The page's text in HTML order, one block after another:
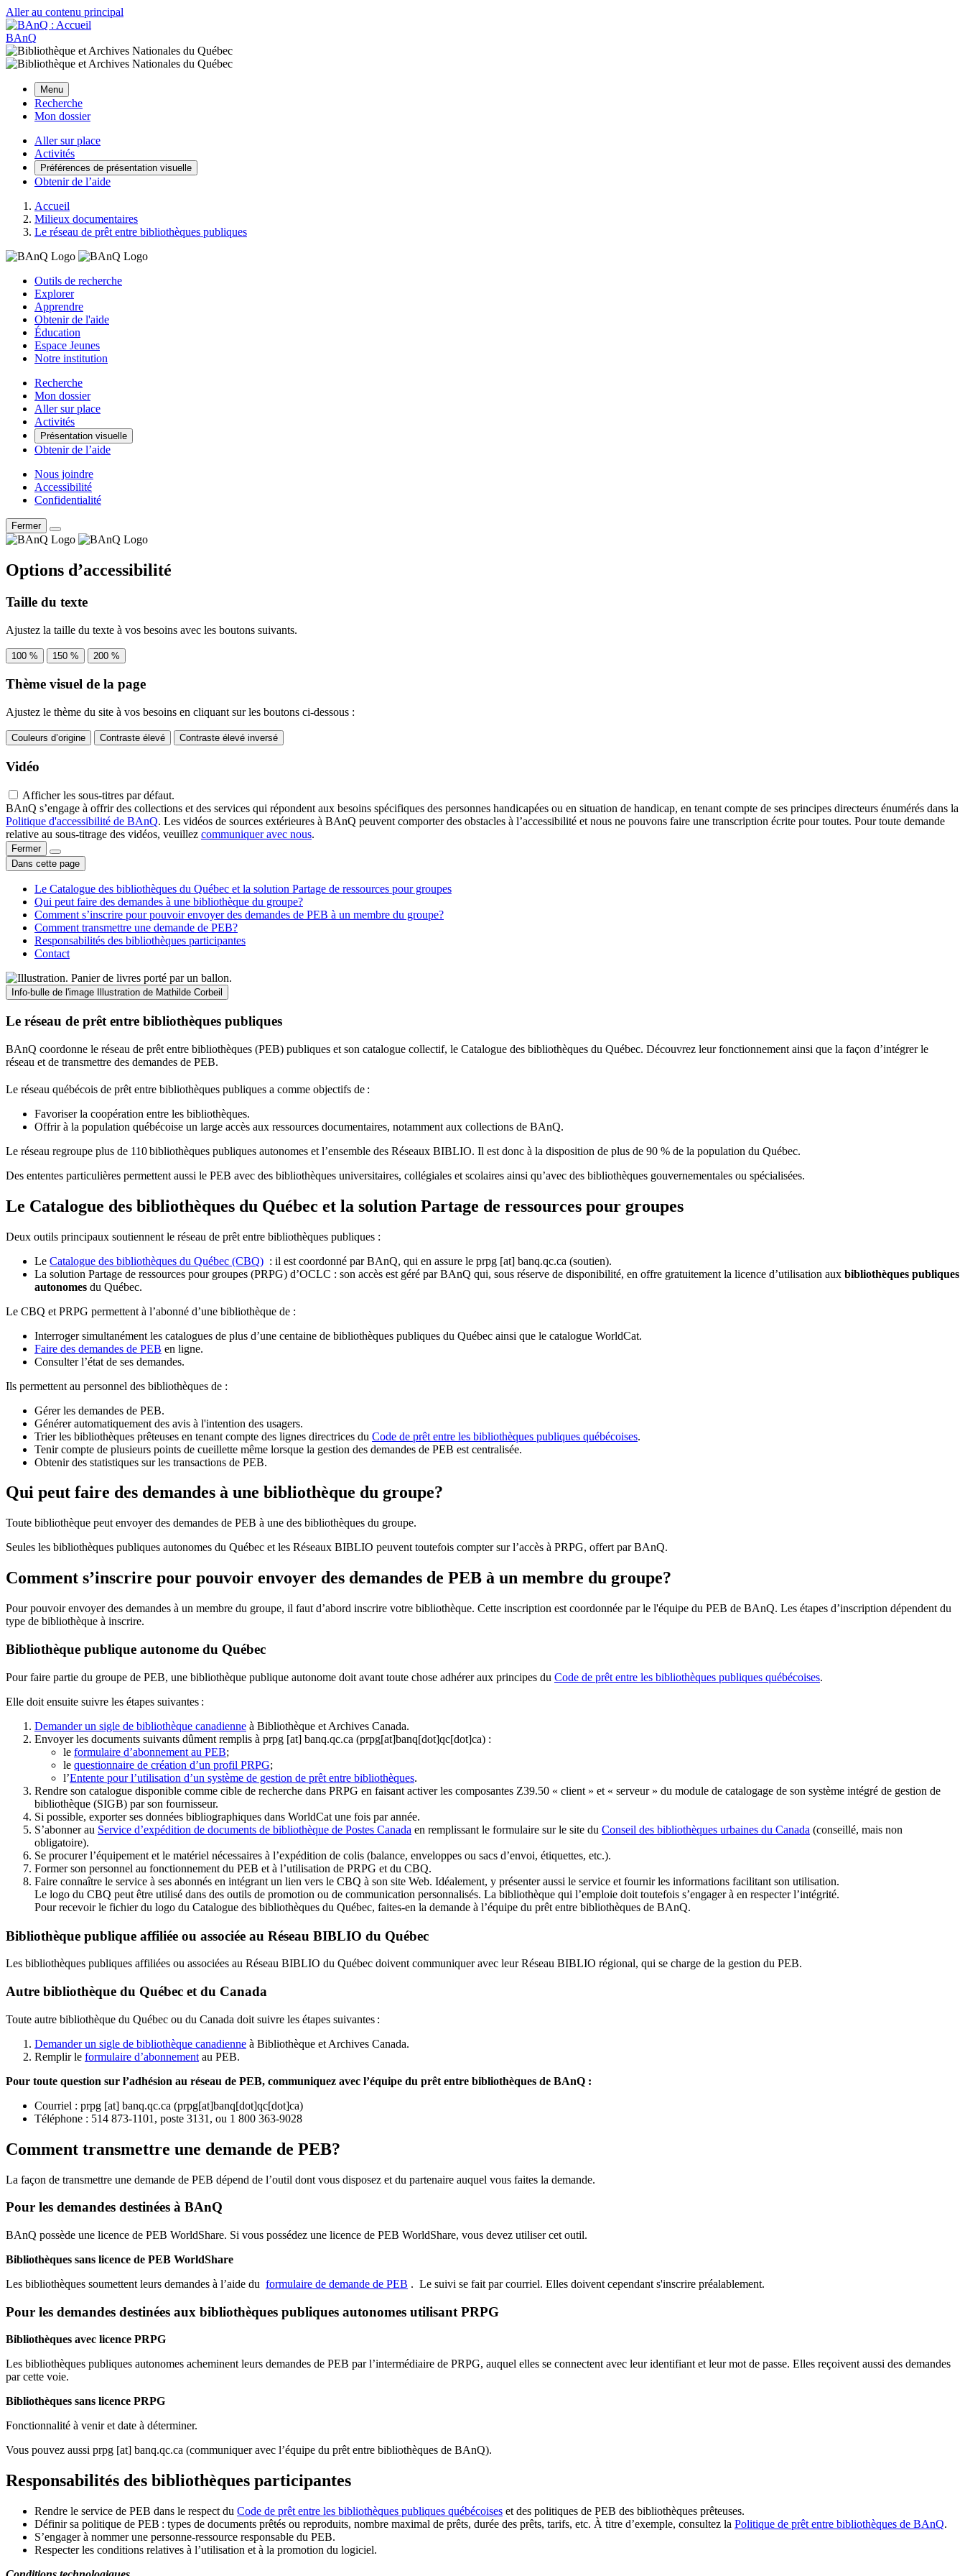
Aller au contenu principal
BAnQ
Menu
Recherche
Mon dossier
Aller sur place
Activités
Préférences de présentation visuelle
Obtenir de l’aide
Accueil
Milieux documentaires
Le réseau de prêt entre bibliothèques publiques
Outils de recherche
Explorer
Apprendre
Obtenir de l'aide
Éducation
Espace Jeunes
Notre institution
Recherche
Mon dossier
Aller sur place
Activités
Présentation visuelle
Obtenir de l’aide
Nous joindre
Accessibilité
Confidentialité
Fermer
Options d’accessibilité
Taille du texte
Ajustez la taille du texte à vos besoins avec les boutons suivants.
100 % 150 % 200 %
Thème visuel de la page
Ajustez le thème du site à vos besoins en cliquant sur les boutons ci-dessous :
Couleurs d’origine Contraste élevé Contraste élevé inversé
Vidéo
Afficher les sous-titres par défaut.
BAnQ s’engage à offrir des collections et des services qui répondent aux besoins spécifiques des personnes handicapées ou en situation de handicap, en tenant compte de ses principes directeurs énumérés dans la
Politique d'accessibilité de BAnQ. Les vidéos de sources extérieures à BAnQ peuvent comporter des obstacles à l’accessibilité et nous ne pouvons faire une transcription écrite pour toutes. Pour toute demande
relative au sous-titrage des vidéos, veuillez communiquer avec nous.
Fermer
Dans cette page
Le Catalogue des bibliothèques du Québec et la solution Partage de ressources pour groupes
Qui peut faire des demandes à une bibliothèque du groupe?
Comment s’inscrire pour pouvoir envoyer des demandes de PEB à un membre du groupe?
Comment transmettre une demande de PEB?
Responsabilités des bibliothèques participantes
Contact
Info-bulle de l'image Illustration de Mathilde Corbeil
Le réseau de prêt entre bibliothèques publiques
BAnQ coordonne le réseau de prêt entre bibliothèques (PEB) publiques et son catalogue collectif, le Catalogue des bibliothèques du Québec. Découvrez leur fonctionnement ainsi que la façon d’intégrer le
réseau et de transmettre des demandes de PEB.
Le réseau québécois de prêt entre bibliothèques publiques a comme objectifs de :
Favoriser la coopération entre les bibliothèques.
Offrir à la population québécoise un large accès aux ressources documentaires, notamment aux collections de BAnQ.
Le réseau regroupe plus de 110bibliothèques publiques autonomes et l’ensemble des Réseaux BIBLIO. Il est donc à la disposition de plus de 90 % de la population du Québec.
Des ententes particulières permettent aussi le PEB avec des bibliothèques universitaires, collégiales et scolaires ainsi qu’avec des bibliothèques gouvernementales ou spécialisées.
Le Catalogue des bibliothèques du Québec et la solution Partage de ressources pour groupes
Deux outils principaux soutiennent le réseau de prêt entre bibliothèques publiques :
Le Catalogue des bibliothèques du Québec (CBQ) : il est coordonné par BAnQ, qui en assure le prpg [at] banq.qc.ca (soutien).
La solution Partage de ressources pour groupes (PRPG) d’OCLC : son accès est géré par BAnQ qui, sous réserve de disponibilité, en offre gratuitement la licence d’utilisation aux bibliothèques publiques
autonomes du Québec.
Le CBQ et PRPG permettent à l’abonné d’une bibliothèque de :
Interroger simultanément les catalogues de plus d’une centaine de bibliothèques publiques du Québec ainsi que le catalogue WorldCat.
Faire des demandes de PEB en ligne.
Consulter l’état de ses demandes.
Ils permettent au personnel des bibliothèques de :
Gérer les demandes de PEB.
Générer automatiquement des avis à l'intention des usagers.
Trier les bibliothèques prêteuses en tenant compte des lignes directrices du Code de prêt entre les bibliothèques publiques québécoises.
Tenir compte de plusieurs points de cueillette même lorsque la gestion des demandes de PEB est centralisée.
Obtenir des statistiques sur les transactions de PEB.
Qui peut faire des demandes à une bibliothèque du groupe?
Toute bibliothèque peut envoyer des demandes de PEB à une des bibliothèques du groupe.
Seules les bibliothèques publiques autonomes du Québec et les Réseaux BIBLIO peuvent toutefois compter sur l’accès à PRPG, offert par BAnQ.
Comment s’inscrire pour pouvoir envoyer des demandes de PEB à un membre du groupe?
Pour pouvoir envoyer des demandes à un membre du groupe, il faut d’abord inscrire votre bibliothèque. Cette inscription est coordonnée par le l'équipe du PEB de BAnQ. Les étapes d’inscription dépendent du
type de bibliothèque à inscrire.
Bibliothèque publique autonome du Québec
Pour faire partie du groupe de PEB, une bibliothèque publique autonome doit avant toute chose adhérer aux principes du Code de prêt entre les bibliothèques publiques québécoises.
Elle doit ensuite suivre les étapes suivantes :
Demander un sigle de bibliothèque canadienne à Bibliothèque et Archives Canada.
Envoyer les documents suivants dûment remplis à prpg [at] banq.qc.ca (prpg[at]banq[dot]qc[dot]ca) :
le formulaire d’abonnement au PEB;
le questionnaire de création d’un profil PRPG;
l’Entente pour l’utilisation d’un système de gestion de prêt entre bibliothèques.
Rendre son catalogue disponible comme cible de recherche dans PRPG en faisant activer les composantes Z39.50 « client » et « serveur » du module de catalogage de son système intégré de gestion de
bibliothèque (SIGB) par son fournisseur.
Si possible, exporter ses données bibliographiques dans WorldCat une fois par année.
S’abonner au Service d’expédition de documents de bibliothèque de Postes Canada en remplissant le formulaire sur le site du Conseil des bibliothèques urbaines du Canada (conseillé, mais non
obligatoire).
Se procurer l’équipement et le matériel nécessaires à l’expédition de colis (balance, enveloppes ou sacs d’envoi, étiquettes, etc.).
Former son personnel au fonctionnement du PEB et à l’utilisation de PRPG et du CBQ.
Faire connaître le service à ses abonnés en intégrant un lien vers le CBQ à son site Web. Idéalement, y présenter aussi le service et fournir les informations facilitant son utilisation.
Le logo du CBQ peut être utilisé dans des outils de promotion ou de communication personnalisés. La bibliothèque qui l’emploie doit toutefois s’engager à en respecter l’intégrité.
Pour recevoir le fichier du logo du Catalogue des bibliothèques du Québec, faites-en la demande à l’équipe du prêt entre bibliothèques de BAnQ.
Bibliothèque publique affiliée ou associée au Réseau BIBLIO du Québec
Les bibliothèques publiques affiliées ou associées au Réseau BIBLIO du Québec doivent communiquer avec leur Réseau BIBLIO régional, qui se charge de la gestion du PEB.
Autre bibliothèque du Québec et du Canada
Toute autre bibliothèque du Québec ou du Canada doit suivre les étapes suivantes :
Demander un sigle de bibliothèque canadienne à Bibliothèque et Archives Canada.
Remplir le formulaire d’abonnement au PEB.
Pour toute question sur l’adhésion au réseau de PEB, communiquez avec l’équipe du prêt entre bibliothèques de BAnQ :
Courriel : prpg [at] banq.qc.ca (prpg[at]banq[dot]qc[dot]ca)
Téléphone : 514 873-1101, poste 3131, ou 1 800 363-9028
Comment transmettre une demande de PEB?
La façon de transmettre une demande de PEB dépend de l’outil dont vous disposez et du partenaire auquel vous faites la demande.
Pour les demandes destinées à BAnQ
BAnQ possède une licence de PEB WorldShare. Si vous possédez une licence de PEB WorldShare, vous devez utiliser cet outil.
Bibliothèques sans licence de PEB WorldShare
Les bibliothèques soumettent leurs demandes à l’aide du formulaire de demande de PEB . Le suivi se fait par courriel. Elles doivent cependant s'inscrire préalablement.
Pour les demandes destinées aux bibliothèques publiques autonomes utilisant PRPG
Bibliothèques avec licence PRPG
Les bibliothèques publiques autonomes acheminent leurs demandes de PEB par l’intermédiaire de PRPG, auquel elles se connectent avec leur identifiant et leur mot de passe. Elles reçoivent aussi des demandes
par cette voie.
Bibliothèques sans licence PRPG
Fonctionnalité à venir et date à déterminer.
Vous pouvez aussi prpg [at] banq.qc.ca (communiquer avec l’équipe du prêt entre bibliothèques de BAnQ).
Responsabilités des bibliothèques participantes
Rendre le service de PEB dans le respect du Code de prêt entre les bibliothèques publiques québécoises et des politiques de PEB des bibliothèques prêteuses.
Définir sa politique de PEB : types de documents prêtés ou reproduits, nombre maximal de prêts, durée des prêts, tarifs, etc. À titre d’exemple, consultez la Politique de prêt entre bibliothèques de BAnQ.
S’engager à nommer une personne-ressource responsable du PEB.
Respecter les conditions relatives à l’utilisation et à la promotion du logiciel.